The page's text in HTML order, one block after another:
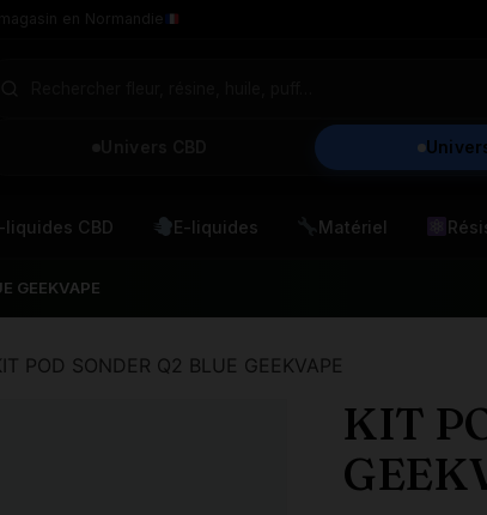
liquides CBD E-liquides Matériel
GEEKVAPE
POD SONDER Q2 BLUE GEEKVAPE
KIT